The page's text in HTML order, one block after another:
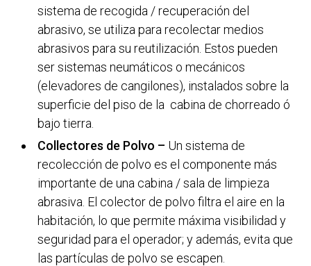
sistema de recogida / recuperación del
abrasivo, se utiliza para recolectar medios
abrasivos para su reutilización. Estos pueden
ser sistemas neumáticos o mecánicos
(elevadores de cangilones), instalados sobre la
superficie del piso de la cabina de chorreado ó
bajo tierra.
Collectores de Polvo – Un sistema de
recolección de polvo es el componente más
importante de una cabina / sala de limpieza
abrasiva. El colector de polvo filtra el aire en la
habitación, lo que permite máxima visibilidad y
seguridad para el operador; y además, evita que
las partículas de polvo se escapen.